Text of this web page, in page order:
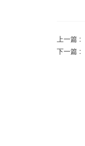
上一篇 :
下一篇 :